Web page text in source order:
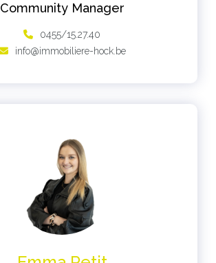
Community Manager
0455/15.27.40
info@immobiliere-hock.be